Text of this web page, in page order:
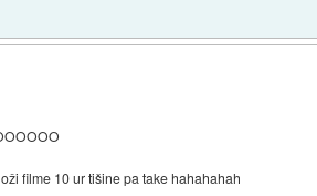
filme 10 ur tišine pa take hahahahah